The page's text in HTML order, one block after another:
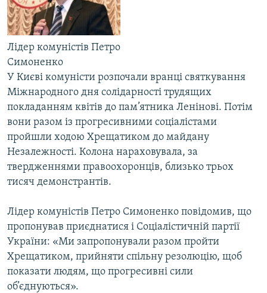
Лідер комуністів Петро
Симоненко
У Києві комуністи розпочали вранці святкування
Міжнародного дня солідарності трудящих
покладанням квітів до пам’ятника Ленінові. Потім
вони разом із прогресивними соціалістами
пройшли ходою Хрещатиком до майдану
Незалежності. Колона нараховувала, за
твердженнями правоохоронців, близько трьох
тисяч демонстрантів.
Лідер комуністів Петро Симоненко повідомив, що
пропонував приєднатися і Соціалістичній партії
України: «Ми запропонували разом пройти
Хрещатиком, прийняти спільну резолюцію, щоб
показати людям, що прогресивні сили
об’єднуються».